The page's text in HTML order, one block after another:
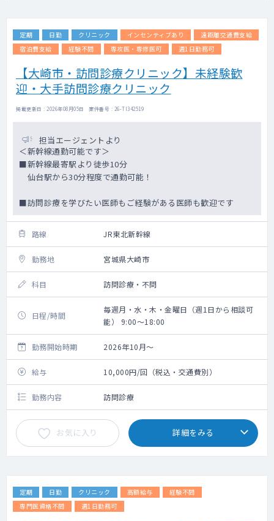
定期 日勤 クリニック インセンティブあり
遠距離交通費支給
宿泊費支給
経験不問 専攻医・専修医可 週1日勤務可
【大崎市・訪問診療クリニック】未経験歓
迎・大手訪問診療クリニック
掲載更新日 : 2026年08月05日 案件番号 : 26-TI342519
担当エージェントより
＜新幹線通勤可能です＞
■新幹線最寄駅より徒歩10分
仙台駅から30分程度で通勤可能！
■訪問診療を学びたい医師もご経験がある医師も歓迎です
路線 JR東北新幹線
勤務地 宮城県大崎市
科目 訪問診療・不問
日程/時間
毎週月・水・木・金曜日（週1日から相談可
能） 9:00～18:00
勤務開始時期 2026年10月～
給与 10,000円/回（税込・交通費別）
勤務内容 訪問診療
お気に入り 詳細をみる
定期 日勤 クリニック 高額給与
経験不問
専門医資格不問
週1日勤務可